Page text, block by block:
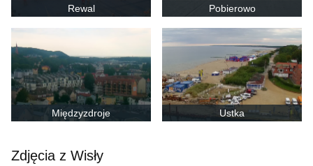
Rewal Pobierowo
Międzyzdroje Ustka
Zdjęcia z Wisły